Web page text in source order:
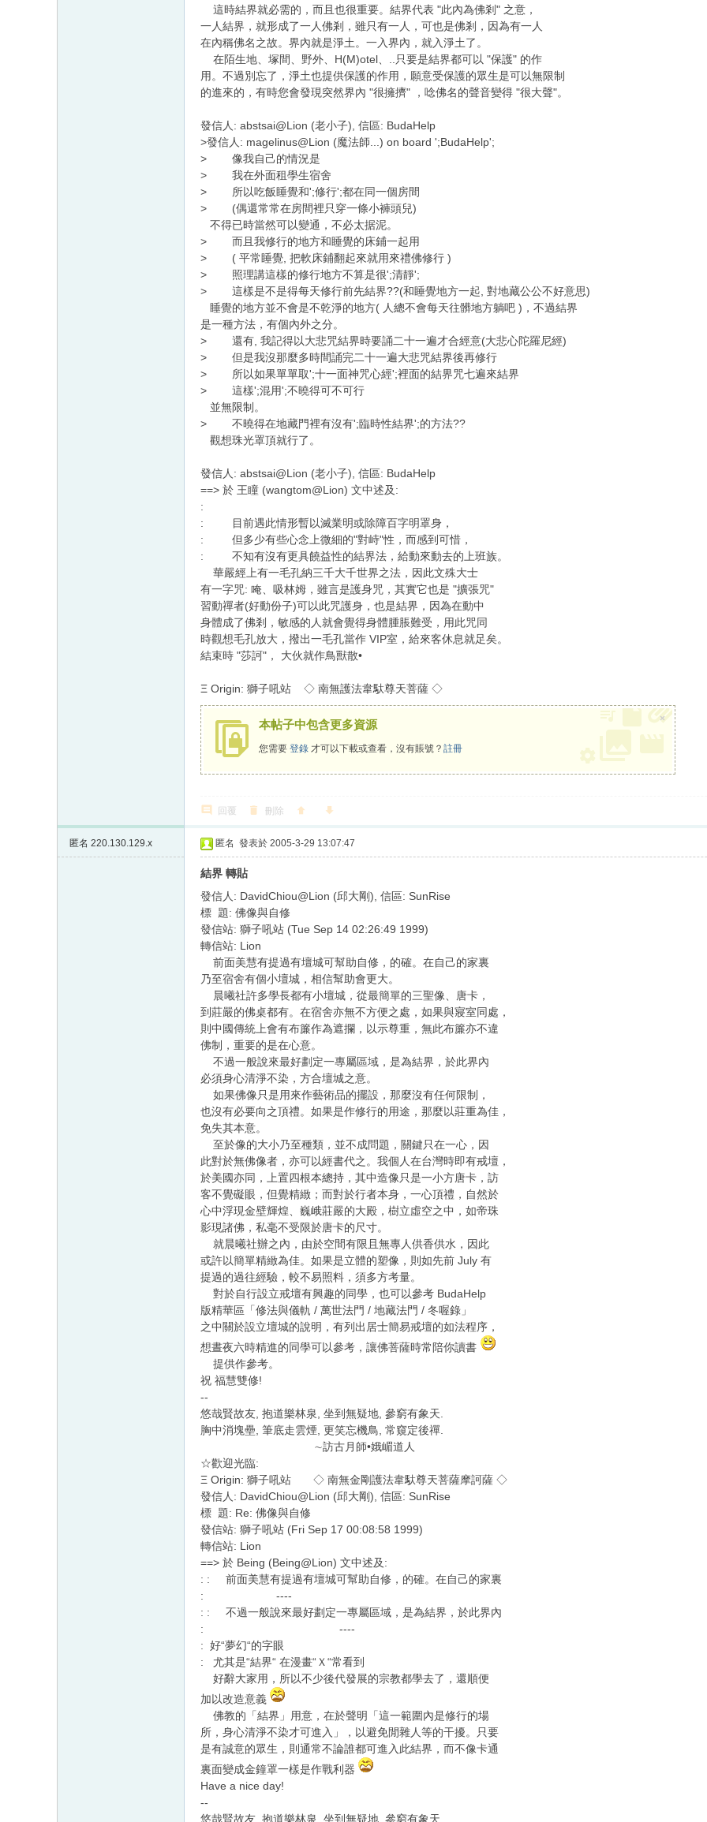
這時結界就必需的，而且也很重要。結界代表 "此內為佛剎" 之意，
一人結界，就形成了一人佛剎，雖只有一人，可也是佛剎，因為有一人
在內稱佛名之故。界內就是淨土。一入界內，就入淨土了。
在陌生地、塚間、野外、H(M)otel、..只要是結界都可以 "保護" 的作
用。不過別忘了，淨土也提供保護的作用，願意受保護的眾生是可以無限制
的進來的，有時您會發現突然界內 "很擁擠" ，唸佛名的聲音變得 "很大聲"。
發信人: abstsai@Lion (老小子), 信區: BudaHelp
>發信人: magelinus@Lion (魔法師...) on board ';BudaHelp';
> 像我自己的情況是
> 我在外面租學生宿舍
> 所以吃飯睡覺和';修行';都在同一個房間
> (偶還常常在房間裡只穿一條小褲頭兒)
不得已時當然可以變通，不必太据泥。
> 而且我修行的地方和睡覺的床鋪一起用
> ( 平常睡覺, 把軟床鋪翻起來就用來禮佛修行 )
> 照理講這樣的修行地方不算是很';清靜';
> 這樣是不是得每天修行前先結界??(和睡覺地方一起, 對地藏公公不好意思)
睡覺的地方並不會是不乾淨的地方( 人總不會每天往髒地方躺吧 )，不過結界
是一種方法，有個內外之分。
> 還有, 我記得以大悲咒結界時要誦二十一遍才合經意(大悲心陀羅尼經)
> 但是我沒那麼多時間誦完二十一遍大悲咒結界後再修行
> 所以如果單單取';十一面神咒心經';裡面的結界咒七遍來結界
> 這樣';混用';不曉得可不可行
並無限制。
> 不曉得在地藏門裡有沒有';臨時性結界';的方法??
觀想珠光罩頂就行了。
發信人: abstsai@Lion (老小子), 信區: BudaHelp
==> 於 王瞳 (wangtom@Lion) 文中述及:
:
: 目前遇此情形暫以滅業明或除障百字明罩身，
: 但多少有些心念上微細的"對峙"性，而感到可惜，
: 不知有沒有更具饒益性的結界法，給動來動去的上班族。
華嚴經上有一毛孔納三千大千世界之法，因此文殊大士
有一字咒: 唵、吸林姆，雖言是護身咒，其實它也是 "擴張咒"
習動禪者(好動份子)可以此咒護身，也是結界，因為在動中
身體成了佛剎，敏感的人就會覺得身體腫脹難受，用此咒同
時觀想毛孔放大，撥出一毛孔當作 VIP室，給來客休息就足矣。
結束時 "莎訶"， 大伙就作鳥獸散•
Ξ Origin: 獅子吼站 ◇ 南無護法韋馱尊天菩薩 ◇
本帖子中包含更多資源
您需要 登錄 才可以下載或查看，沒有賬號？ 註冊
×
回覆 刪除
匿名 220.130.129.x 匿名 發表於 2005-3-29 13:07:47
結界 轉貼
發信人: DavidChiou@Lion (邱大剛), 信區: SunRise
標 題: 佛像與自修
發信站: 獅子吼站 (Tue Sep 14 02:26:49 1999)
轉信站: Lion
前面美慧有提過有壇城可幫助自修，的確。在自己的家裏
乃至宿舍有個小壇城，相信幫助會更大。
晨曦社許多學長都有小壇城，從最簡單的三聖像、唐卡，
到莊嚴的佛桌都有。在宿舍亦無不方便之處，如果與寢室同處，
則中國傳統上會有布簾作為遮攔，以示尊重，無此布簾亦不違
佛制，重要的是在心意。
不過一般說來最好劃定一專屬區域，是為結界，於此界內
必須身心清淨不染，方合壇城之意。
如果佛像只是用來作藝術品的擺設，那麼沒有任何限制，
也沒有必要向之頂禮。如果是作修行的用途，那麼以莊重為佳，
免失其本意。
至於像的大小乃至種類，並不成問題，關鍵只在一心，因
此對於無佛像者，亦可以經書代之。我個人在台灣時即有戒壇，
於美國亦同，上置四根本總持，其中造像只是一小方唐卡，訪
客不覺礙眼，但覺精緻；而對於行者本身，一心頂禮，自然於
心中浮現金壁輝煌、巍峨莊嚴的大殿，樹立虛空之中，如帝珠
影現諸佛，私毫不受限於唐卡的尺寸。
就晨曦社辦之內，由於空間有限且無專人供香供水，因此
或許以簡單精緻為佳。如果是立體的塑像，則如先前 July 有
提過的過往經驗，較不易照料，須多方考量。
對於自行設立戒壇有興趣的同學，也可以參考 BudaHelp
版精華區「修法與儀軌 / 萬世法門 / 地藏法門 / 冬喔錄」
之中關於設立壇城的說明，有列出居士簡易戒壇的如法程序，
想晝夜六時精進的同學可以參考，讓佛菩薩時常陪你讀書
提供作參考。
祝 福慧雙修!
--
悠哉賢故友, 抱道樂林泉, 坐到無疑地, 參窮有象天.
胸中消塊壘, 筆底走雲煙, 更笑忘機鳥, 常窺定後禪.
∼訪古月師•娥嵋道人
☆歡迎光臨:
Ξ Origin: 獅子吼站 ◇ 南無金剛護法韋馱尊天菩薩摩訶薩 ◇
發信人: DavidChiou@Lion (邱大剛), 信區: SunRise
標 題: Re: 佛像與自修
發信站: 獅子吼站 (Fri Sep 17 00:08:58 1999)
轉信站: Lion
==> 於 Being (Being@Lion) 文中述及:
: : 前面美慧有提過有壇城可幫助自修，的確。在自己的家裏
: ----
: : 不過一般說來最好劃定一專屬區域，是為結界，於此界內
: ----
: 好“夢幻“的字眼
: 尤其是“結界“ 在漫畫“Ｘ“常看到
好辭大家用，所以不少後代發展的宗教都學去了，還順便
加以改造意義
佛教的「結界」用意，在於聲明「這一範圍內是修行的場
所，身心清淨不染才可進入」，以避免閒雜人等的干擾。只要
是有誠意的眾生，則通常不論誰都可進入此結界，而不像卡通
裏面變成金鐘罩一樣是作戰利器
Have a nice day!
--
悠哉賢故友, 抱道樂林泉, 坐到無疑地, 參窮有象天.